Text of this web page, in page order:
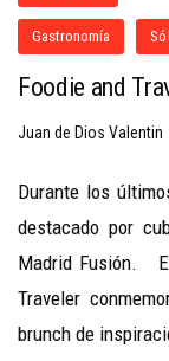
Gastronomía
Foodie and
Juan de Dios Valentin
Durante los
destacado por
Madrid Fusión.
Traveler
brunch de